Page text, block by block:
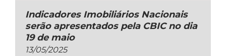
Indicadores Imobiliários Nacionais
serão apresentados pela CBIC no dia
19 de maio
13/05/2025